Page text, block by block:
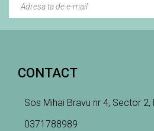
CONTACT
Sos Mihai Bravu nr 4, Sector 2,
0371788989